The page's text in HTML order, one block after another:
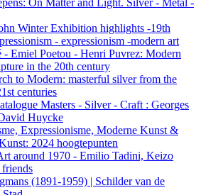
On Matter and Light. Silver - Metal -
Winter Exhibition highlights -19th
- expressionism -modern art
- Emiel Poetou - Henri Puvrez: Modern
in the 20th century
to Modern: masterful silver from the
centuries
Masters - Silver - Craft : Georges
Huycke
Expressionisme, Moderne Kunst &
2024 hoogtepunten
around 1970 - Emilio Tadini, Keizo
(1891-1959) | Schilder van de